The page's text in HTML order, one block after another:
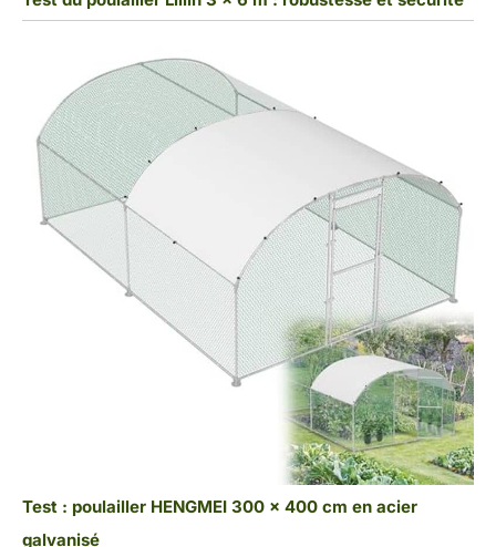
Test : poulailler HENGMEI 300 x 400 cm en acier
galvanisé